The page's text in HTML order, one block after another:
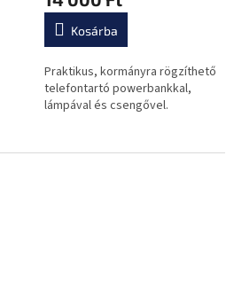
átlagos
értékelése
0,0
csillag.
Kosárba
Praktikus, kormányra rögzíthető
telefontartó powerbankkal,
lámpával és csengővel.